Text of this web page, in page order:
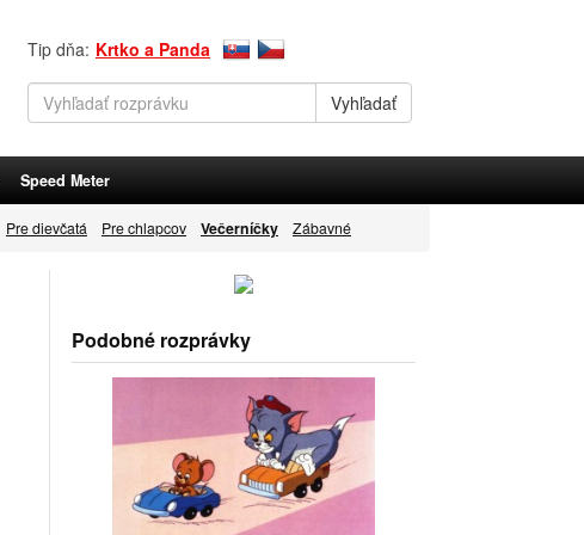
Tip dňa: Krtko a Panda
Speed Meter
Pre dievčatá Pre chlapcov Večerníčky Zábavné
Podobné rozprávky